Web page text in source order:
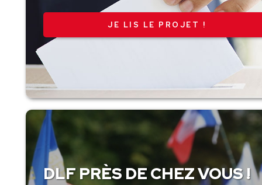
JE LIS LE PROJET !
DLF PRÈS DE CHEZ VOUS !